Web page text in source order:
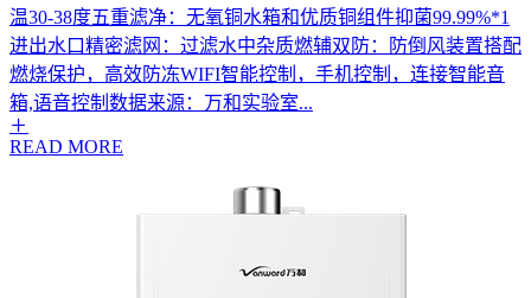
温30-38度五重滤净：无氧铜水箱和优质铜组件抑菌99.99%*1
进出水口精密滤网：过滤水中杂质燃辅双防：防倒风装置搭配
燃烧保护，高效防冻WIFI智能控制，手机控制，连接智能音
箱,语音控制数据来源：万和实验室...
READ MORE